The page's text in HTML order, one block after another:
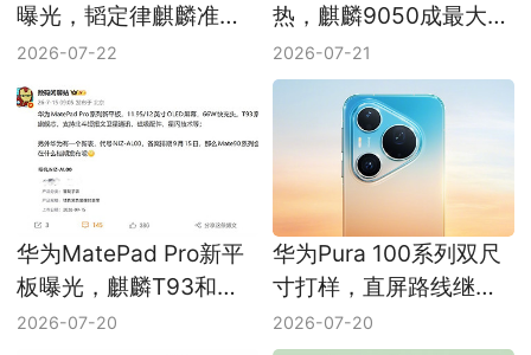
曝光，韬定律麒麟准备
上车
2026-07-22
热，麒麟9050成最大看
点
2026-07-21
华为MatePad Pro新平
板曝光，麒麟T93和北
斗卫星通信都在路上
2026-07-20
华为Pura 100系列双尺
寸打样，直屏路线继续
往前走
2026-07-20